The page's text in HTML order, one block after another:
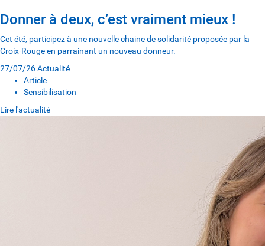
Donner à deux, c’est vraiment mieux !
Cet été, participez à une nouvelle chaine de solidarité proposée par la
Croix-Rouge en parrainant un nouveau donneur.
27/07/26Actualité
Article
Sensibilisation
Lire l'actualité